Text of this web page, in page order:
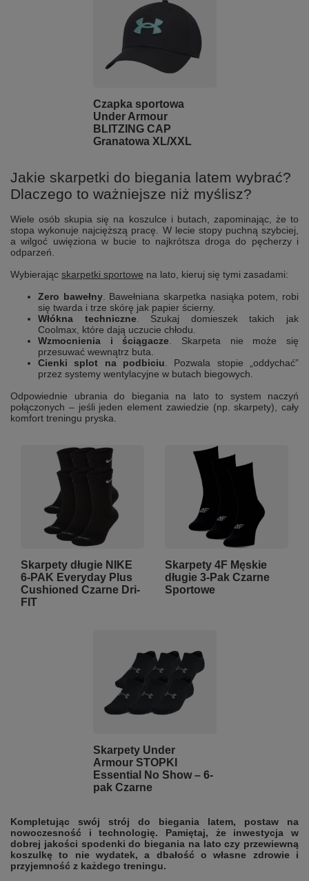
Czapka sportowa
Under Armour
BLITZING CAP
Granatowa XL/XXL
Jakie skarpetki do biegania latem wybrać?
Dlaczego to ważniejsze niż myślisz?
Wiele osób skupia się na koszulce i butach, zapominając, że to
stopa wykonuje najcięższą pracę. W lecie stopy puchną szybciej,
a wilgoć uwięziona w bucie to najkrótsza droga do pęcherzy i
odparzeń.
Wybierając skarpetki sportowe na lato, kieruj się tymi zasadami:
Zero bawełny. Bawełniana skarpetka nasiąka potem, robi
się twarda i trze skórę jak papier ścierny.
Włókna techniczne. Szukaj domieszek takich jak
Coolmax, które dają uczucie chłodu.
Wzmocnienia i ściągacze. Skarpeta nie może się
przesuwać wewnątrz buta.
Cienki splot na podbiciu. Pozwala stopie „oddychać”
przez systemy wentylacyjne w butach biegowych.
Odpowiednie ubrania do biegania na lato to system naczyń
połączonych – jeśli jeden element zawiedzie (np. skarpety), cały
komfort treningu pryska.
Skarpety długie NIKE
6-PAK Everyday Plus
Cushioned Czarne Dri-
FIT
Skarpety 4F Męskie
długie 3-Pak Czarne
Sportowe
Skarpety Under
Armour STOPKI
Essential No Show – 6-
pak Czarne
Kompletując swój strój do biegania latem, postaw na
nowoczesność i technologię. Pamiętaj, że inwestycja w
dobrej jakości spodenki do biegania na lato czy przewiewną
koszulkę to nie wydatek, a dbałość o własne zdrowie i
przyjemność z każdego treningu.